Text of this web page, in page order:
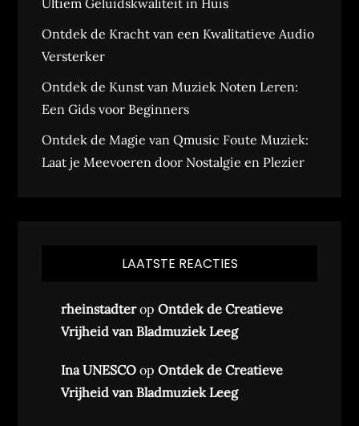
Ultiem Geluidskwaliteit in Huis
Ontdek de Kracht van een Kwalitatieve Audio
Versterker
Ontdek de Kunst van Muziek Noten Leren:
Een Gids voor Beginners
Ontdek de Magie van Qmusic Foute Muziek:
Laat je Meevoeren door Nostalgie en Plezier
LAATSTE REACTIES
rheinstadteropOntdek de Creatieve
Vrijheid van Bladmuziek Leeg
Ina UNESCO opOntdek de Creatieve
Vrijheid van Bladmuziek Leeg